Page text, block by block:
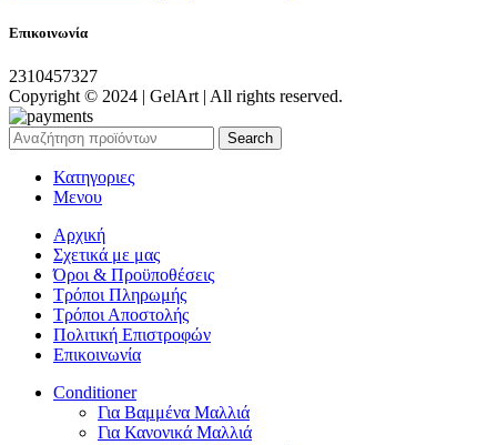
Επικοινωνία
2310457327
Copyright © 2024 | GelArt | All rights reserved.
Search
Κατηγοριες
Μενου
Αρχική
Σχετικά με μας
Όροι & Προϋποθέσεις
Τρόποι Πληρωμής
Τρόποι Αποστολής
Πολιτική Επιστροφών
Επικοινωνία
Conditioner
Για Βαμμένα Μαλλιά
Για Κανονικά Μαλλιά